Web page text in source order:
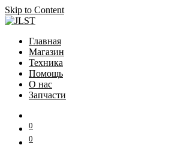
Skip to Content
Главная
Магазин
Техника
Помощь
О нас
Запчасти
0
0